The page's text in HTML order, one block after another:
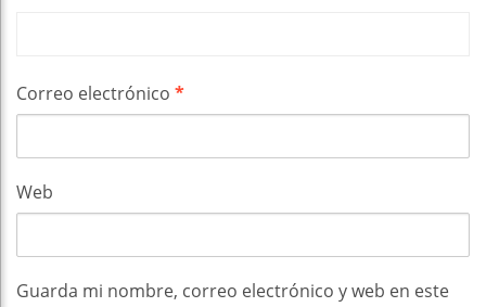
Correo electrónico *
Web
Guarda mi nombre, correo electrónico y web en este